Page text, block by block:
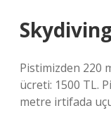
Pistimizden 220
ücreti: 1500 TL.
metre irtifada